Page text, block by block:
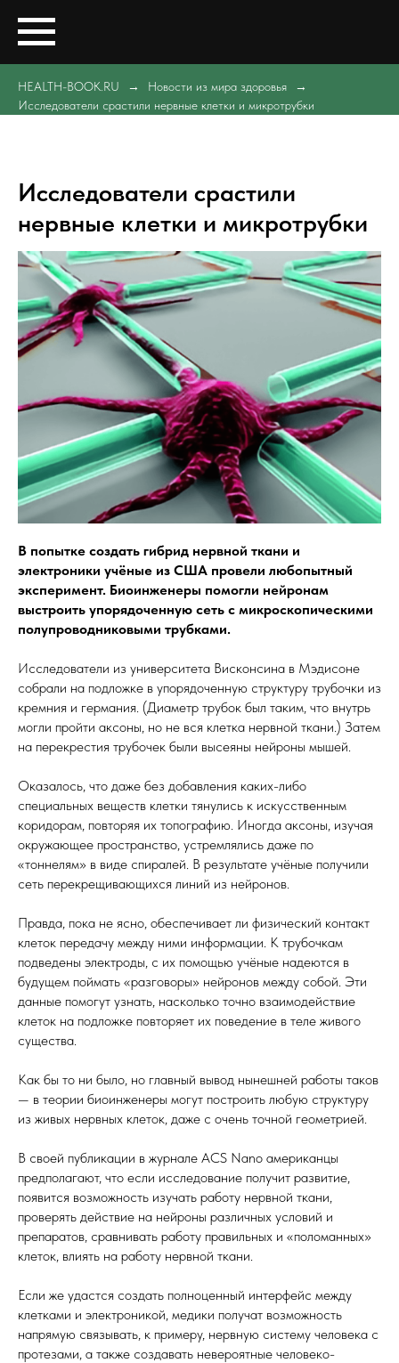
HEALTH-BOOK.RU
Новости из мира здоровья
Исследователи срастили нервные клетки и микротрубки
Исследователи срастили
нервные клетки и микротрубки
В попытке создать гибрид нервной ткани и
электроники учёные из США провели любопытный
эксперимент. Биоинженеры помогли нейронам
выстроить упорядоченную сеть с микроскопическими
полупроводниковыми трубками.
Исследователи из университета Висконсина в Мэдисоне
собрали на подложке в упорядоченную структуру трубочки из
кремния и германия. (Диаметр трубок был таким, что внутрь
могли пройти аксоны, но не вся клетка нервной ткани.) Затем
на перекрестия трубочек были высеяны нейроны мышей.
Оказалось, что даже без добавления каких-либо
специальных веществ клетки тянулись к искусственным
коридорам, повторяя их топографию. Иногда аксоны, изучая
окружающее пространство, устремлялись даже по
«тоннелям» в виде спиралей. В результате учёные получили
сеть перекрещивающихся линий из нейронов.
Правда, пока не ясно, обеспечивает ли физический контакт
клеток передачу между ними информации. К трубочкам
подведены электроды, с их помощью учёные надеются в
будущем поймать «разговоры» нейронов между собой. Эти
данные помогут узнать, насколько точно взаимодействие
клеток на подложке повторяет их поведение в теле живого
существа.
Как бы то ни было, но главный вывод нынешней работы таков
— в теории биоинженеры могут построить любую структуру
из живых нервных клеток, даже с очень точной геометрией.
В своей публикации в журнале ACS Nano американцы
предполагают, что если исследование получит развитие,
появится возможность изучать работу нервной ткани,
проверять действие на нейроны различных условий и
препаратов, сравнивать работу правильных и «поломанных»
клеток, влиять на работу нервной ткани.
Если же удастся создать полноценный интерфейс между
клетками и электроникой, медики получат возможность
напрямую связывать, к примеру, нервную систему человека с
протезами, а также создавать невероятные человеко-